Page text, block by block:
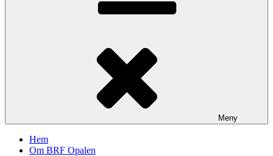
Meny
Hem
Om BRF Opalen